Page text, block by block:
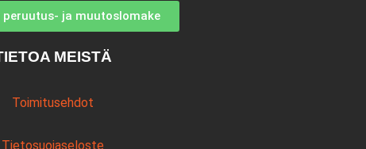
peruutus- ja muutoslomake
MEISTÄ
Toimitusehdot
Tietosuojaseloste